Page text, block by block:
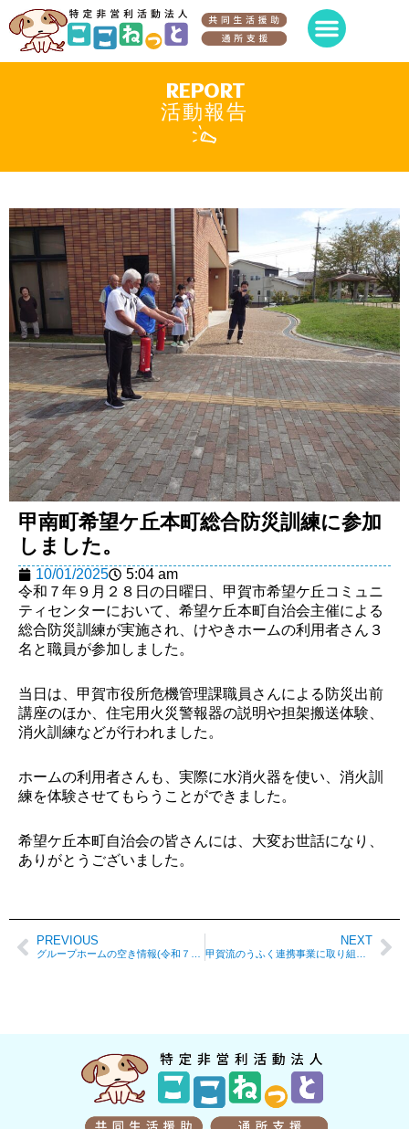
REPORT
活動報告
甲南町希望ケ丘本町総合防災訓練に参加
しました。
10/01/2025
5:04 am
令和７年９月２８日の日曜日、甲賀市希望ケ丘コミュニ
ティセンターにおいて、希望ケ丘本町自治会主催による
総合防災訓練が実施され、けやきホームの利用者さん３
名と職員が参加しました。
当日は、甲賀市役所危機管理課職員さんによる防災出前
講座のほか、住宅用火災警報器の説明や担架搬送体験、
消火訓練などが行われました。
ホームの利用者さんも、実際に水消火器を使い、消火訓
練を体験させてもらうことができました。
希望ケ丘本町自治会の皆さんには、大変お世話になり、
ありがとうございました。
PREVIOUS NEXT